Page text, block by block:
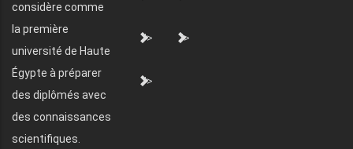
considère comme
la première
université de Haute
Égypte à préparer
des diplômés avec
des connaissances
scientifiques.
"> ">
">